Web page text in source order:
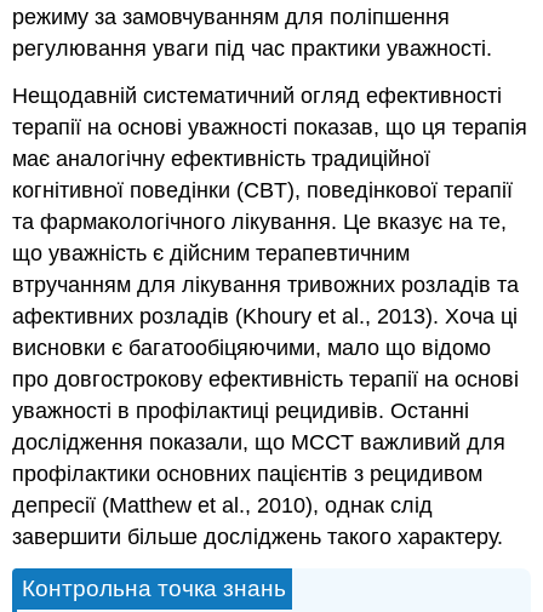
режиму за замовчуванням для поліпшення
регулювання уваги під час практики уважності.
Нещодавній систематичний огляд ефективності
терапії на основі уважності показав, що ця терапія
має аналогічну ефективність традиційної
когнітивної поведінки (CBT), поведінкової терапії
та фармакологічного лікування. Це вказує на те,
що уважність є дійсним терапевтичним
втручанням для лікування тривожних розладів та
афективних розладів (Khoury et al., 2013). Хоча ці
висновки є багатообіцяючими, мало що відомо
про довгострокову ефективність терапії на основі
уважності в профілактиці рецидивів. Останні
дослідження показали, що MCCT важливий для
профілактики основних пацієнтів з рецидивом
депресії (Matthew et al., 2010), однак слід
завершити більше досліджень такого характеру.
Контрольна точка знань